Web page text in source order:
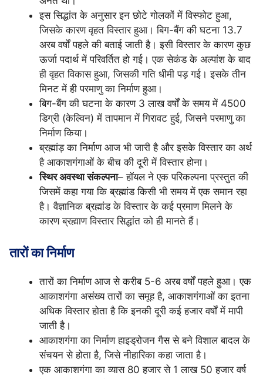
इस सिद्धांत के अनुसार इन छोटे गोलकों में विस्फोट हुआ,
जिसके कारण वृहत विस्तार हुआ। बिग-बैंग की घटना 13.7
अरब वर्षों पहले की बताई जाती है। इसी विस्तार के कारण कुछ
ऊर्जा पदार्थ में परिवर्तित हो गई। एक सेकंड के अल्पांश के बाद
ही वृहत विकास हुआ, जिसकी गति धीमी पड़ गई। इसके तीन
मिनट में ही परमाणु का निर्माण हुआ।
बिग-बैंग की घटना के कारण 3 लाख वर्षों के समय में 4500
डिग्री (केल्विन) में तापमान में गिरावट हुई, जिसने परमाणु का
निर्माण किया।
ब्रह्मांड़ का निर्माण आज भी जारी है और इसके विस्तार का अर्थ
है आकाशगंगाओं के बीच की दूरी में विस्तार होना।
स्थिर अवस्था संकल्पना– हॉयल ने एक परिकल्पना प्रस्तुत की
जिसमें कहा गया कि ब्रह्मांड किसी भी समय में एक समान रहा
है। वैज्ञानिक ब्रह्मांड के विस्तार के कई प्रमाण मिलने के
कारण ब्रह्माण विस्तार सिद्धांत को ही मानते हैं।
तारों का निर्माण
तारों का निर्माण आज से करीब 5-6 अरब वर्षों पहले हुआ। एक
आकाशगंगा असंख्य तारों का समूह है, आकाशगंगाओं का इतना
अधिक विस्तार होता है कि इनकी दूरी कई हजार वर्षों में मापी
जाती है।
आकाशगंगा का निर्माण हाइड्रोजन गैस से बने विशाल बादल के
संचयन से होता है, जिसे नीहारिका कहा जाता है।
एक आकाशगंगा का व्यास 80 हजार से 1 लाख 50 हजार वर्ष